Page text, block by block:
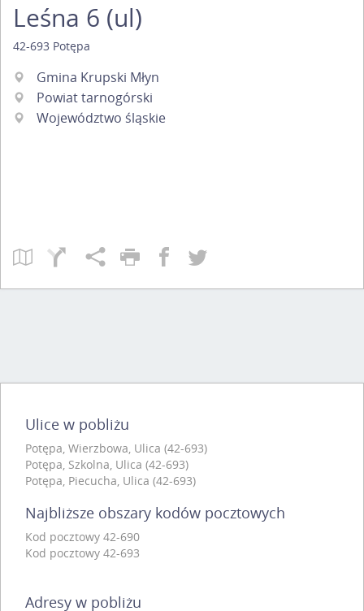
Leśna 6 (ul)
42-693 Potępa
Gmina Krupski Młyn
Powiat tarnogórski
Województwo śląskie
Ulice w pobliżu
Potępa, Wierzbowa, Ulica (42-693)
Potępa, Szkolna, Ulica (42-693)
Potępa, Piecucha, Ulica (42-693)
Najbliższe obszary kodów pocztowych
Kod pocztowy 42-690
Kod pocztowy 42-693
Adresy w pobliżu